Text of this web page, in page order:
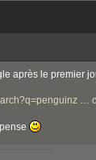
après le premier
…